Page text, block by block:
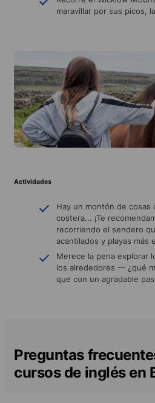
maravillar por sus picos,
Actividades
Hay un montón de cosas
costera... ¡Te
recorriendo el sendero
acantilados y playas más
Merece la pena explorar
los alrededores — ¿qué
que con un agradable
Preguntas
cursos de inglés en